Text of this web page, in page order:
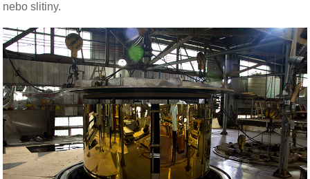
nebo slitiny.